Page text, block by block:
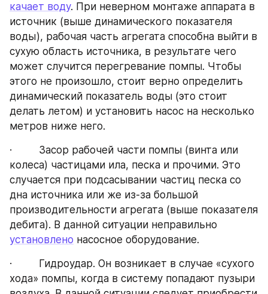
качает воду. При неверном монтаже аппарата в
источник (выше динамического показателя
воды), рабочая часть агрегата способна выйти в
сухую область источника, в результате чего
может случится перегревание помпы. Чтобы
этого не произошло, стоит верно определить
динамический показатель воды (это стоит
делать летом) и установить насос на несколько
метров ниже него.
·         Засор рабочей части помпы (винта или
колеса) частицами ила, песка и прочими. Это
случается при подсасывании частиц песка со
дна источника или же из-за большой
производительности агрегата (выше показателя
установлено насосное оборудование.
·         Гидроудар. Он возникает в случае «сухого
хода» помпы, когда в систему попадают пузыри